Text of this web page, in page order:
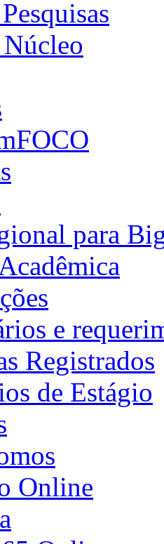
para
e
Registrados
de Estágio
Online